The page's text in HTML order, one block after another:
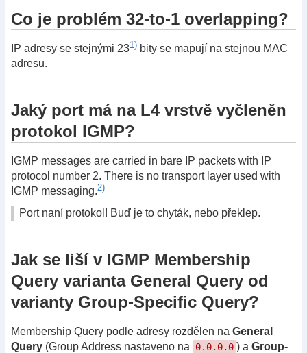
Co je problém 32-to-1 overlapping?
IP adresy se stejnými 231) bity se mapují na stejnou MAC
adresu.
Jaký port má na L4 vrstvě vyčleněn
protokol IGMP?
IGMP messages are carried in bare IP packets with IP
protocol number 2. There is no transport layer used with
IGMP messaging.2)
Port naní protokol! Buď je to chyták, nebo překlep.
Jak se liší v IGMP Membership
Query varianta General Query od
varianty Group-Specific Query?
Membership Query podle adresy rozdělen na General
Query (Group Address nastaveno na 0.0.0.0 ) a Group-